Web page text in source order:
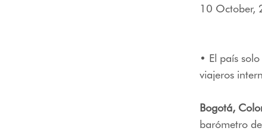
10 October,
• El país
viajeros
Bogotá,
barómetro